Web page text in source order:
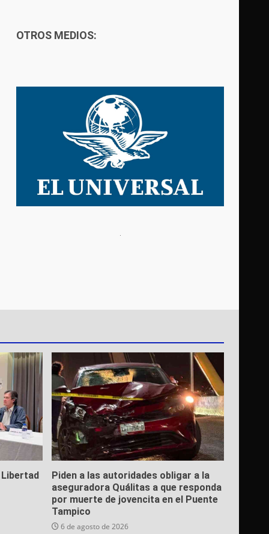
OTROS MEDIOS:
Piden a las autoridades obligar a la
aseguradora Quálitas a que responda
por muerte de jovencita en el Puente
Tampico
6 de agosto de 2026